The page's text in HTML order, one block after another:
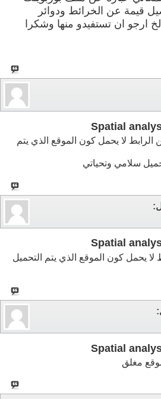
قيمة عن الخرائط ودوائر
ارجو ان تستفيدو منها وشكرا
الرابط لا يحمل كون الموقع الذي يتم
سلامي وتحياتي
لا يحمل كون الموقع الذي يتم التحميل
مغلق